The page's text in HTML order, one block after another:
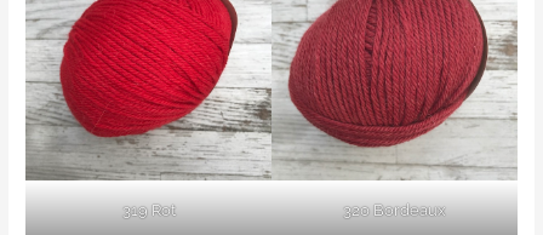
319 Rot 320 Bordeaux